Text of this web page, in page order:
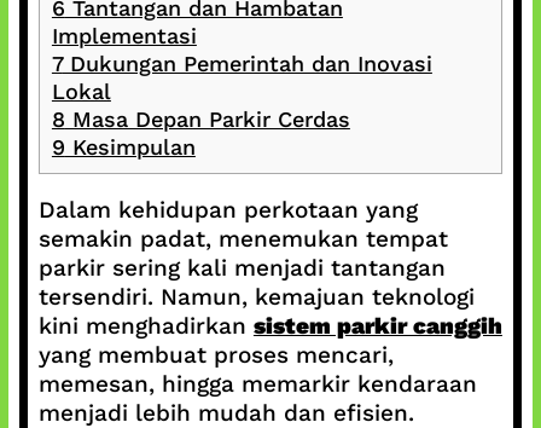
6 Tantangan dan Hambatan
Implementasi
7Dukungan Pemerintah dan Inovasi
Lokal
8 Masa Depan Parkir Cerdas
9 Kesimpulan
Dalam kehidupan perkotaan yang
semakin padat, menemukan tempat
parkir sering kali menjadi tantangan
tersendiri. Namun, kemajuan teknologi
kini menghadirkan sistem parkir canggih
yang membuat proses mencari,
memesan, hingga memarkir kendaraan
menjadi lebih mudah dan efisien.